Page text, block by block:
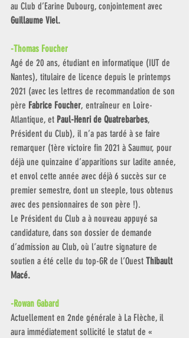
au Club d’Earine Dubourg, conjointement avec
Guillaume Viel.
-Thomas Foucher
Agé de 20 ans, étudiant en informatique (IUT de
Nantes), titulaire de licence depuis le printemps
2021 (avec les lettres de recommandation de son
père Fabrice Foucher, entraîneur en Loire-
Atlantique, et Paul-Henri de Quatrebarbes,
Président du Club), il n’a pas tardé à se faire
remarquer (1ère victoire fin 2021 à Saumur, pour
déjà une quinzaine d’apparitions sur ladite année,
et envol cette année avec déjà 6 succès sur ce
premier semestre, dont un steeple, tous obtenus
avec des pensionnaires de son père !).
Le Président du Club a à nouveau appuyé sa
candidature, dans son dossier de demande
d’admission au Club, où l’autre signature de
soutien a été celle du top-GR de l’Ouest Thibault
Macé.
-Rowan Gabard
Actuellement en 2nde générale à La Flèche, il
aura immédiatement sollicité le statut de «